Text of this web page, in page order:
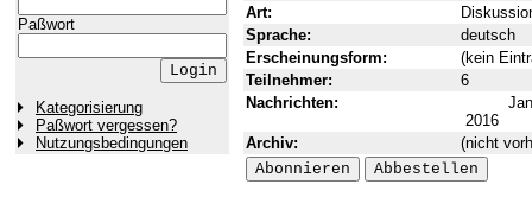
Paßwort
Kategorisierung
Paßwort vergessen?
Nutzungsbedingungen
Art:
Sprache:
deutsch
Erscheinungsform:
(kein
Teilnehmer:
6
Nachrichten:
2016
Archiv:
(nicht